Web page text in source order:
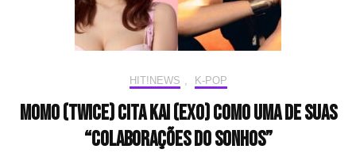
premiação
HIT!NEWS K-POP
MOMO (TWICE) cita KAI (EXO) como uma de suas
“colaborações do sonhos”